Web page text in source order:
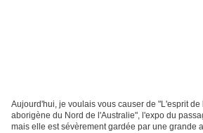
Aujourd'hui, je voulais vous causer de "L'esprit de
aborigène du Nord de l'Australie", l'expo du
mais elle est sévèrement gardée par une grande